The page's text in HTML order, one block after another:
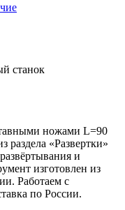
станок
ножами L=90
«Развертки»
и
изготовлен из
Работаем с
по России.